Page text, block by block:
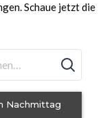
Schaue jetzt die
Nachmittag